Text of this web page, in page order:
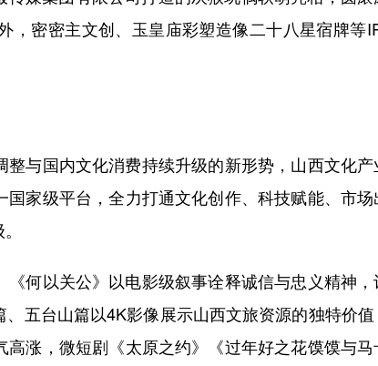
密密主文创、玉皇庙彩塑造像二十八星宿牌等
与国内文化消费持续升级的新形势，山西文化产
家级平台，全力打通文化创作、科技赋能、市
以关公》以电影级叙事诠释诚信与忠义精神，
五台山篇以4K影像展示山西文旅资源的独特价
涨，微短剧《太原之约》《过年好之花馍馍与